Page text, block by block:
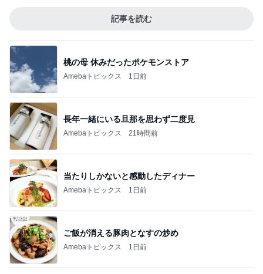
記事を読む
桃の母 休みだったポケモンストア
Amebaトピックス 1日前
長年一緒にいる旦那を思わず二度見
Amebaトピックス 21時間前
当たりしかないと感動したディナー
Amebaトピックス 1日前
ご飯が消える豚肉となすの炒め
Amebaトピックス 1日前